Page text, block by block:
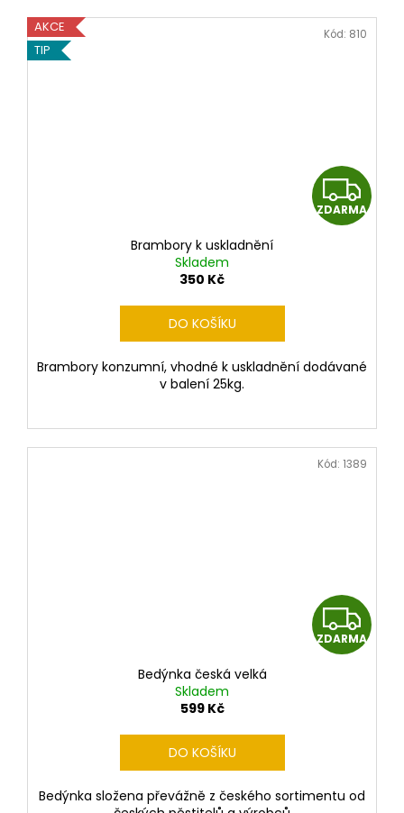
AKCE
TIP
Z
D
A
ZDARMA
Brambory k uskladnění
Skladem
350 Kč
DO KOŠÍKU
Brambory konzumní, vhodné k uskladnění dodávané
v balení 25kg.
Kód: 810
Z
D
ZDARMA
Bedýnka česká velká
Skladem
599 Kč
DO KOŠÍKU
Bedýnka složena převážně z českého sortimentu od
Kód: 1389